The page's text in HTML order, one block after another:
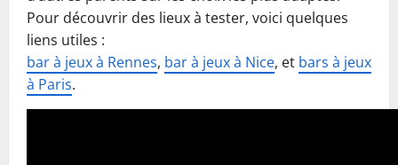
Pour découvrir des lieux à tester, voici quelques
liens utiles :
bar à jeux à Rennes, bar à jeux à Nice, et bars à jeux
à Paris.